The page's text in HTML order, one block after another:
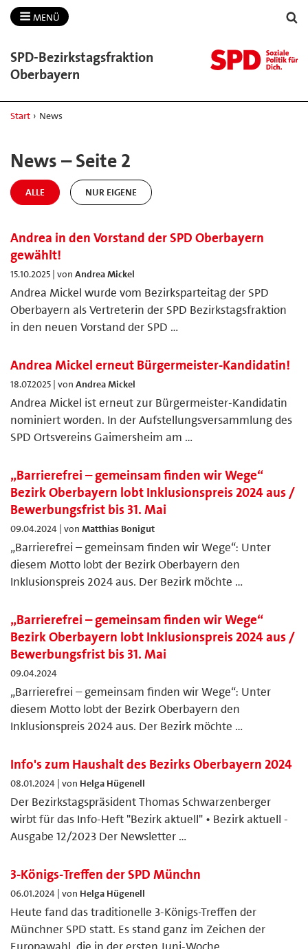
MENÜ
SPD-​Bezirkstagsfraktion
Oberbayern
Start › News
News – Seite 2
ALLE NUR EIGENE
Andrea in den Vorstand der SPD Oberbayern
gewählt!
15.10.2025 | von Andrea Mickel
Andrea Mickel wurde vom Bezirksparteitag der SPD
Oberbayern als Vertreterin der SPD Bezirkstagsfraktion
in den neuen Vorstand der SPD …
Andrea Mickel erneut Bürgermeister-Kandidatin!
18.07.2025 | von Andrea Mickel
Andrea Mickel ist erneut zur Bürgermeister-Kandidatin
nominiert worden. In der Aufstellungsversammlung des
SPD Ortsvereins Gaimersheim am …
„Barrierefrei – gemeinsam finden wir Wege“
Bezirk Oberbayern lobt Inklusionspreis 2024 aus /
Bewerbungsfrist bis 31. Mai
09.04.2024 | von Matthias Bonigut
„Barrierefrei – gemeinsam finden wir Wege“: Unter
diesem Motto lobt der Bezirk Oberbayern den
Inklusionspreis 2024 aus. Der Bezirk möchte …
„Barrierefrei – gemeinsam finden wir Wege“
Bezirk Oberbayern lobt Inklusionspreis 2024 aus /
Bewerbungsfrist bis 31. Mai
09.04.2024
„Barrierefrei – gemeinsam finden wir Wege“: Unter
diesem Motto lobt der Bezirk Oberbayern den
Inklusionspreis 2024 aus. Der Bezirk möchte …
Info's zum Haushalt des Bezirks Oberbayern 2024
08.01.2024 | von Helga Hügenell
Der Bezirkstagspräsident Thomas Schwarzenberger
wirbt für das Info-Heft "Bezirk aktuell" • Bezirk aktuell -
Ausgabe 12/2023 Der Newsletter …
3-Königs-Treffen der SPD Münchn
06.01.2024 | von Helga Hügenell
Heute fand das traditionelle 3-Königs-Treffen der
Münchner SPD statt. Es stand ganz im Zeichen der
Europawahl, die in der ersten Juni-Woche …